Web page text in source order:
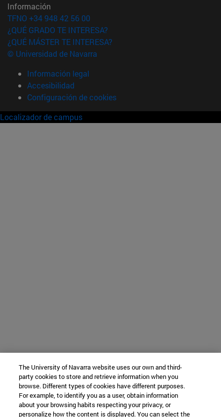
Información
TFNO +34 948 42 56 00
¿QUÉ GRADO TE INTERESA?
¿QUÉ MÁSTER TE INTERESA?
© Universidad de Navarra
Información legal
Accesibilidad
Configuración de cookies
Localizador de campus
The University of Navarra website uses our own and third-
party cookies to store and retrieve information when you
browse. Different types of cookies have different purposes.
For example, to identify you as a user, obtain information
about your browsing habits respecting your privacy, or
personalize how the content is displayed. You can select the